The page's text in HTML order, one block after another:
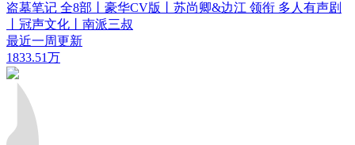
盗墓笔记 全8部丨豪华CV版丨苏尚卿&边江 领衔 多人有声剧
丨冠声文化丨南派三叔
最近一周更新
1833.51万